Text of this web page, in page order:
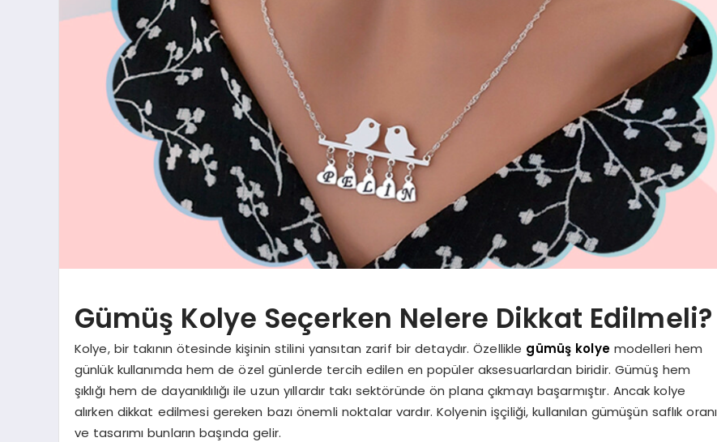
Gümüş Kolye Seçerken Nelere Dikkat Edilmeli?
Kolye, bir takının ötesinde kişinin stilini yansıtan zarif bir detaydır. Özellikle gümüş kolyemodelleri hem
günlük kullanımda hem de özel günlerde tercih edilen en popüler aksesuarlardan biridir. Gümüş hem
şıklığı hem de dayanıklılığı ile uzun yıllardır takı sektöründe ön plana çıkmayı başarmıştır. Ancak kolye
alırken dikkat edilmesi gereken bazı önemli noktalar vardır. Kolyenin işçiliği, kullanılan gümüşün saflık oranı
ve tasarımı bunların başında gelir.